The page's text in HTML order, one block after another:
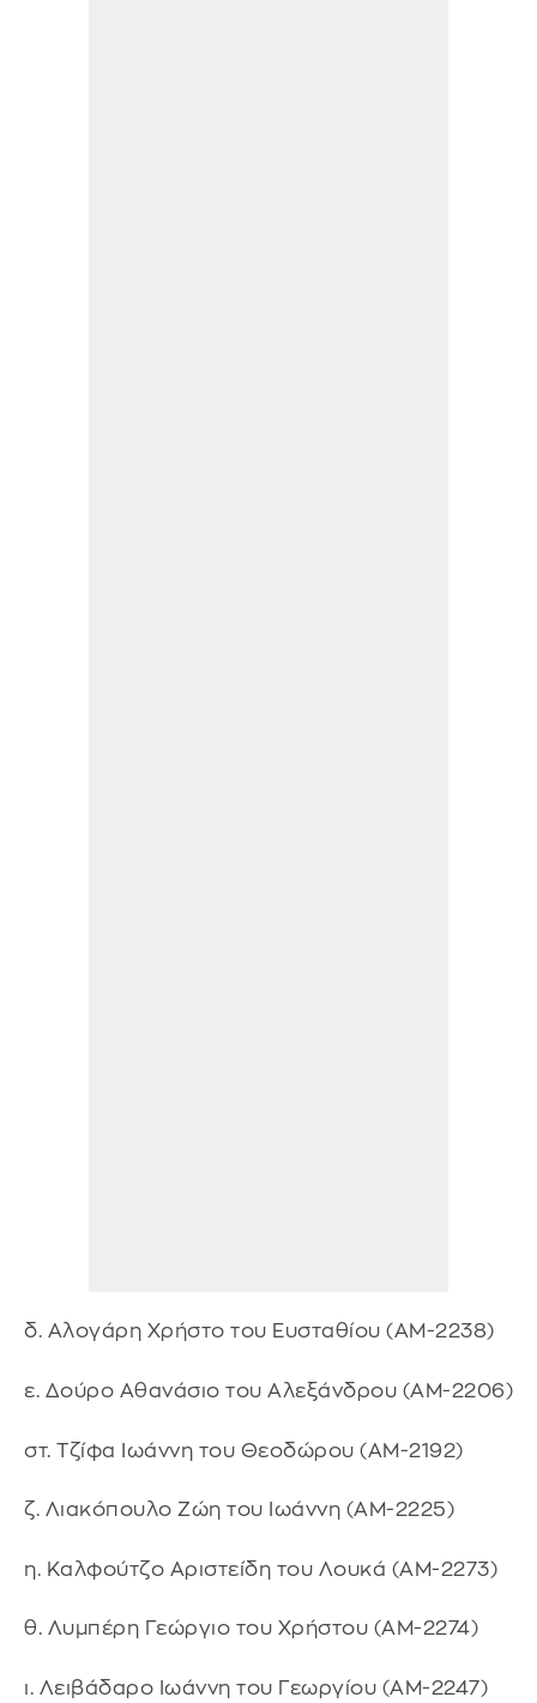
δ. Αλογάρη Χρήστο του Ευσταθίου (ΑΜ-2238)
ε. Δούρο Αθανάσιο του Αλεξάνδρου (ΑΜ-2206)
στ. Τζίφα Ιωάννη του Θεοδώρου (ΑΜ-2192)
ζ. Λιακόπουλο Ζώη του Ιωάννη (ΑΜ-2225)
η. Καλφούτζο Αριστείδη του Λουκά (ΑΜ-2273)
θ. Λυμπέρη Γεώργιο του Χρήστου (ΑΜ-2274)
ι. Λειβάδαρο Ιωάννη του Γεωργίου (ΑΜ-2247)